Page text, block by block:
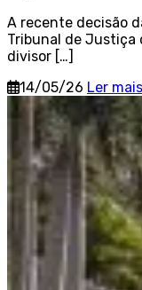
A recente decisão
Tribunal de Justiça
divisor […]
14/05/26 Ler mais